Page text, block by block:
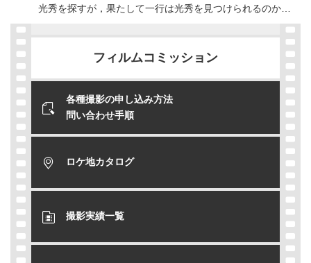
光秀を探すが，果たして一行は光秀を見つけられるのか…
フィルムコミッション
各種撮影の申し込み方法
問い合わせ手順
ロケ地カタログ
撮影実績一覧